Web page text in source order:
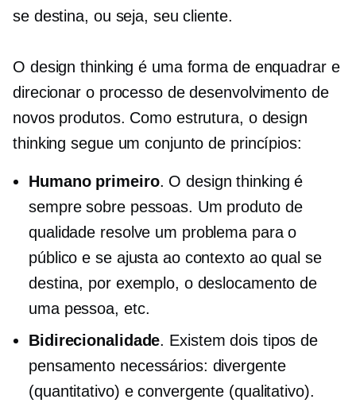
se destina, ou seja, seu cliente.
O design thinking é uma forma de enquadrar e
direcionar o processo de desenvolvimento de
novos produtos. Como estrutura, o design
thinking segue um conjunto de princípios:
Humano primeiro. O design thinking é
sempre sobre pessoas. Um produto de
qualidade resolve um problema para o
público e se ajusta ao contexto ao qual se
destina, por exemplo, o deslocamento de
uma pessoa, etc.
Bidirecionalidade. Existem dois tipos de
pensamento necessários: divergente
(quantitativo) e convergente (qualitativo).